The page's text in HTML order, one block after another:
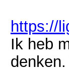
https://
Ik heb